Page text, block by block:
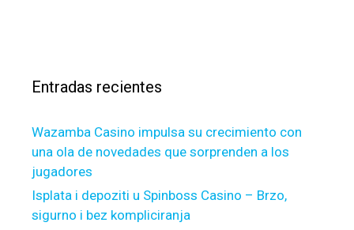
M
t
g
a
g
e
:Entradas recientes
Wazamba Casino impulsa su crecimiento con
una ola de novedades que sorprenden a los
jugadores
Isplata i depoziti u Spinboss Casino – Brzo,
sigurno i bez kompliciranja